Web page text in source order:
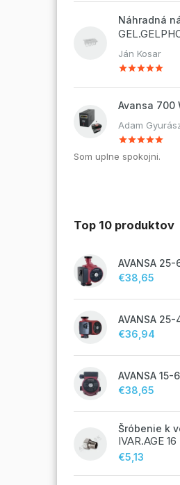
Ján Kosar
Adam
Som uplne spokojni.
Top 10 produktov
€38,65
€36,94
€38,65
IVAR.AGE 16
€5,13